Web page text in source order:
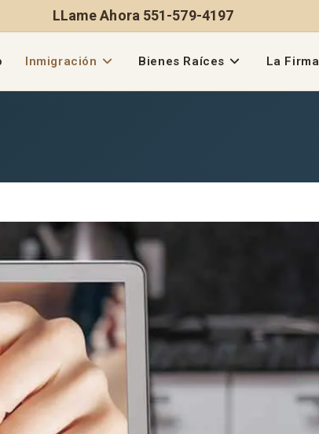
LLame Ahora 551-579-4197
Inmigración Bienes Raíces La Firma